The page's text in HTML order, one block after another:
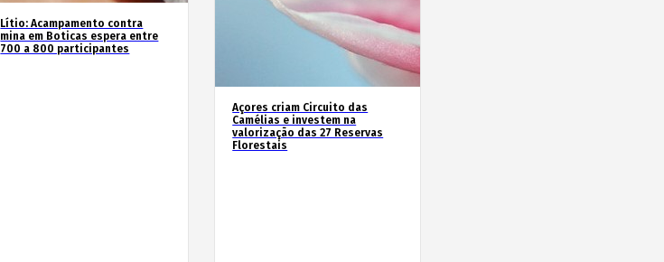
Lítio: Acampamento contra
mina em Boticas espera entre
700 a 800 participantes
Açores criam Circuito das
Camélias e investem na
valorização das 27 Reservas
Florestais